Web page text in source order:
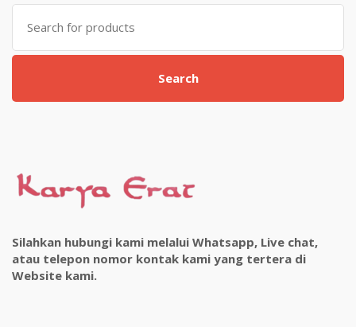
Search
for:
Search
Silahkan hubungi kami melalui Whatsapp, Live chat,
atau telepon nomor kontak kami yang tertera di
Website kami.